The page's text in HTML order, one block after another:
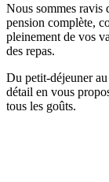
Nous sommes ravis
pension complète,
pleinement de vos
des repas.
Du petit-déjeuner
détail en vous
tous les goûts.